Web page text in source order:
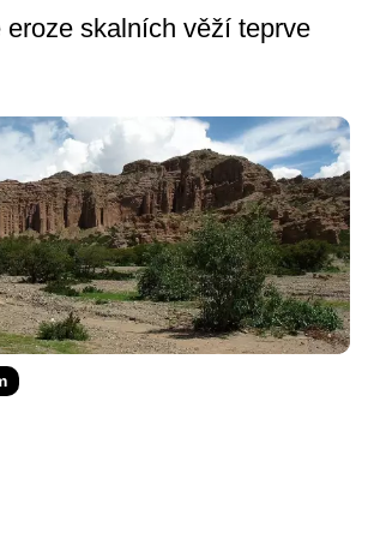
eroze skalních věží teprve